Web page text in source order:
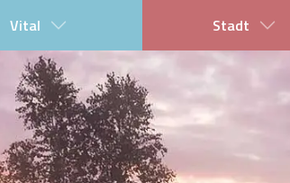
Vital Stadt